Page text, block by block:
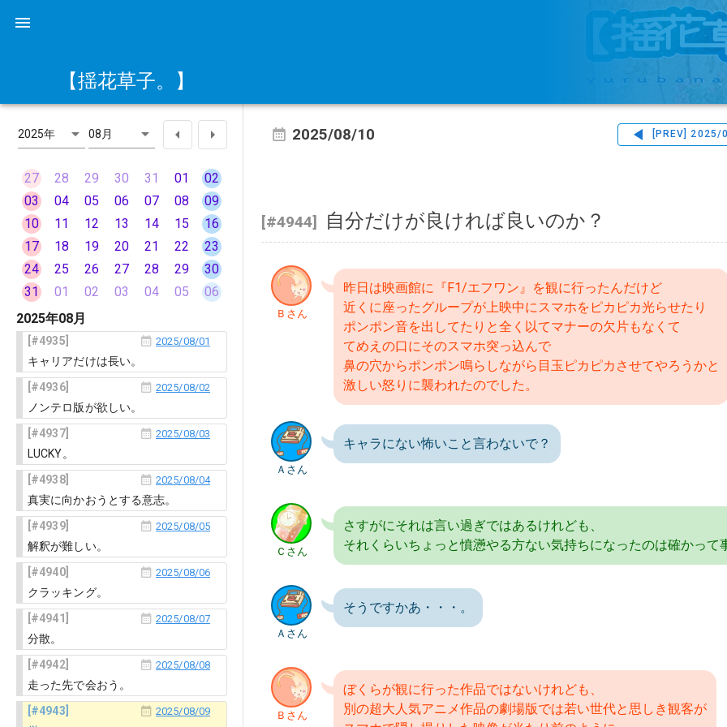
【揺花草子。】
2025年 08月
27 28 29 30 31 01
02
03
04 05 06 07 08
09
10
11 12 13 14 15
16
17
18 19 20 21 22
23
24
25 26 27 28 29
30
31
01 02 03 04 05
06
2025年08月
4935 2025/08/01
キャリアだけは長い。
4936
2025/08/02
ノンテロ版が欲しい。
4937
2025/08/03
LUCKY。
4938
2025/08/04
真実に向かおうとする意志。
4939
2025/08/05
解釈が難しい。
4940
2025/08/06
クラッキング。
4941
2025/08/07
分散。
4942
2025/08/08
走った先で会おう。
4943
2025/08/09
2025/08/10 [PREV] 2025/
[#4944] 自分だけが良ければ良いのか？
Ｂさん
昨日は映画館に『F1/エフワン』を観に行ったんだけど
近くに座ったグループが上映中にスマホをピカピカ光らせたり
ポンポン音を出してたりと全く以てマナーの欠片もなくて
てめえの口にそのスマホ突っ込んで
鼻の穴からポンポン鳴らしながら目玉ピカピカさせてやろうかと
激しい怒りに襲われたのでした。
Ａさん
キャラにない怖いこと言わないで？
Ｃさん
さすがにそれは言い過ぎではあるけれども、
それくらいちょっと憤懣やる方ない気持ちになったのは確かって
Ａさん
そうですかあ・・・。
Ｂさん
ぼくらが観に行った作品ではないけれども、
別の超大人気アニメ作品の劇場版では若い世代と思しき観客が